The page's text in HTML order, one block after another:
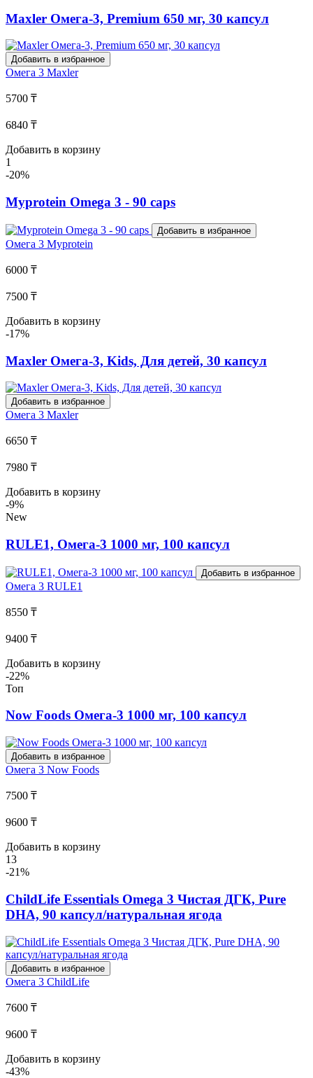
Maxler Омега-3, Premium 650 мг, 30 капсул
Добавить в избранное
Омега 3 Maxler
5700 ₸
6840 ₸
Добавить в корзину
1
-20%
Myprotein Omega 3 - 90 caps
Добавить в избранное
Омега 3 Myprotein
6000 ₸
7500 ₸
Добавить в корзину
-17%
Maxler Омега-3, Kids, Для детей, 30 капсул
Добавить в избранное
Омега 3 Maxler
6650 ₸
7980 ₸
Добавить в корзину
-9%
New
RULE1, Омега-3 1000 мг, 100 капсул
Добавить в избранное
Омега 3 RULE1
8550 ₸
9400 ₸
Добавить в корзину
-22%
Топ
Now Foods Омега-3 1000 мг, 100 капсул
Добавить в избранное
Омега 3 Now Foods
7500 ₸
9600 ₸
Добавить в корзину
13
-21%
ChildLife Essentials Omega 3 Чистая ДГК, Pure
DHA, 90 капсул/натуральная ягода
Добавить в избранное
Омега 3 ChildLife
7600 ₸
9600 ₸
Добавить в корзину
-43%